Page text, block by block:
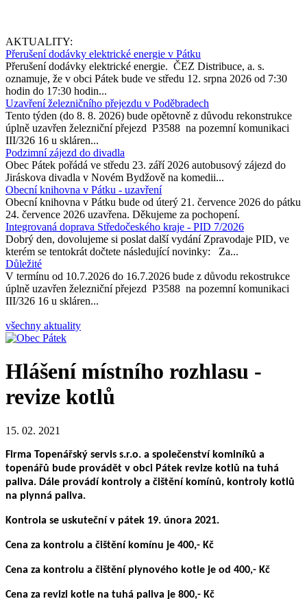
AKTUALITY:
Přerušení dodávky elektrické energie v Pátku
Přerušení dodávky elektrické energie. ČEZ Distribuce, a. s.
oznamuje, že v obci Pátek bude ve středu 12. srpna 2026 od 7:30
hodin do 17:30 hodin...
Uzavření železničního přejezdu v Poděbradech
Tento týden (do 8. 8. 2026) bude opětovně z důvodu rekonstrukce
úplně uzavřen železniční přejezd P3588 na pozemní komunikaci
III/326 16 u skláren...
Podzimní zájezd do divadla
Obec Pátek pořádá ve středu 23. září 2026 autobusový zájezd do
Jiráskova divadla v Novém Bydžově na komedii...
Obecní knihovna v Pátku - uzavření
Obecní knihovna v Pátku bude od úterý 21. července 2026 do pátku
24. července 2026 uzavřena. Děkujeme za pochopení.
Integrovaná doprava Středočeského kraje - PID 7/2026
Dobrý den, dovolujeme si poslat další vydání Zpravodaje PID, ve
kterém se tentokrát dočtete následující novinky: Za...
Důležité
V termínu od 10.7.2026 do 16.7.2026 bude z důvodu rekostrukce
úplně uzavřen železniční přejezd P3588 na pozemní komunikaci
III/326 16 u skláren...
všechny aktuality
Hlášení místního rozhlasu -
revize kotlů
15. 02. 2021
Firma Topenářský servis s.r.o. a společenství kominíků a
topenářů bude provádět v obci Pátek revize kotlů na tuhá
paliva. Dále provádí kontroly a čištění komínů, kontroly kotlů
na plynná paliva.
Kontrola se uskuteční v pátek 19. února 2021.
Cena za kontrolu a čištění komínu je 400,- Kč
Cena za kontrolu a čištění plynového kotle je od 400,- Kč
Cena za revizi kotle na tuhá paliva je 800,- Kč